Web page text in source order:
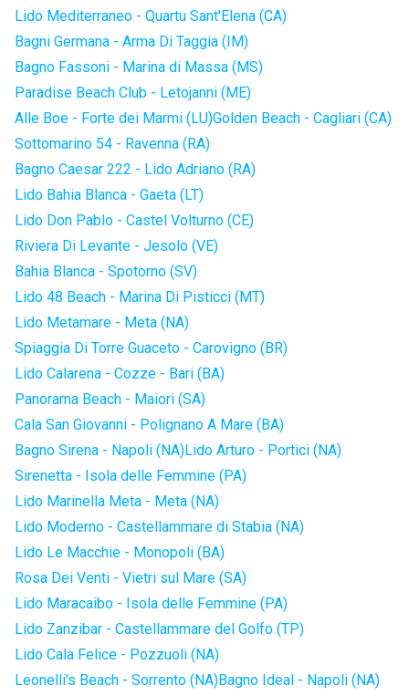
Lido Mediterraneo - Quartu Sant'Elena (CA)
Bagni Germana - Arma Di Taggia (IM)
Bagno Fassoni - Marina di Massa (MS)
Paradise Beach Club - Letojanni (ME)
Alle Boe - Forte dei Marmi (LU)Golden Beach - Cagliari (CA)
Sottomarino 54 - Ravenna (RA)
Bagno Caesar 222 - Lido Adriano (RA)
Lido Bahia Blanca - Gaeta (LT)
Lido Don Pablo - Castel Volturno (CE)
Riviera Di Levante - Jesolo (VE)
Bahia Blanca - Spotorno (SV)
Lido 48 Beach - Marina Di Pisticci (MT)
Lido Metamare - Meta (NA)
Spiaggia Di Torre Guaceto - Carovigno (BR)
Lido Calarena - Cozze - Bari (BA)
Panorama Beach - Maiori (SA)
Cala San Giovanni - Polignano A Mare (BA)
Bagno Sirena - Napoli (NA)Lido Arturo - Portici (NA)
Sirenetta - Isola delle Femmine (PA)
Lido Marinella Meta - Meta (NA)
Lido Moderno - Castellammare di Stabia (NA)
Lido Le Macchie - Monopoli (BA)
Rosa Dei Venti - Vietri sul Mare (SA)
Lido Maracaibo - Isola delle Femmine (PA)
Lido Zanzibar - Castellammare del Golfo (TP)
Lido Cala Felice - Pozzuoli (NA)
Leonelli's Beach - Sorrento (NA)Bagno Ideal - Napoli (NA)